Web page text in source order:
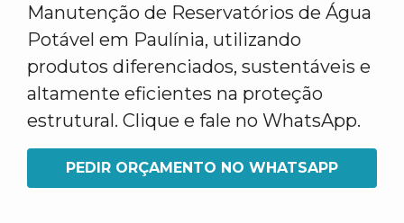
Manutenção de Reservatórios de Água
Potável em Paulínia, utilizando
produtos diferenciados, sustentáveis e
altamente eficientes na proteção
estrutural. Clique e fale no WhatsApp.
PEDIR ORÇAMENTO NO WHATSAPP